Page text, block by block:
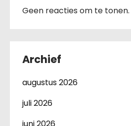
Geen reacties om te tonen.
Archief
augustus 2026
juli 2026
juni 2026